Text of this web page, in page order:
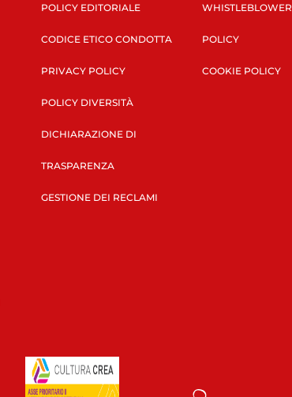
POLICY EDITORIALE
CODICE ETICO CONDOTTA
PRIVACY POLICY
POLICY DIVERSITÀ
DICHIARAZIONE DI
TRASPARENZA
GESTIONE DEI RECLAMI
WHISTLEBLOWER
POLICY
COOKIE POLICY